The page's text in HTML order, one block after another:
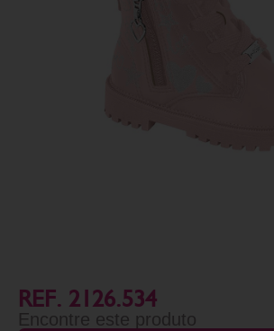
REF. 2126.534
Encontre este produto